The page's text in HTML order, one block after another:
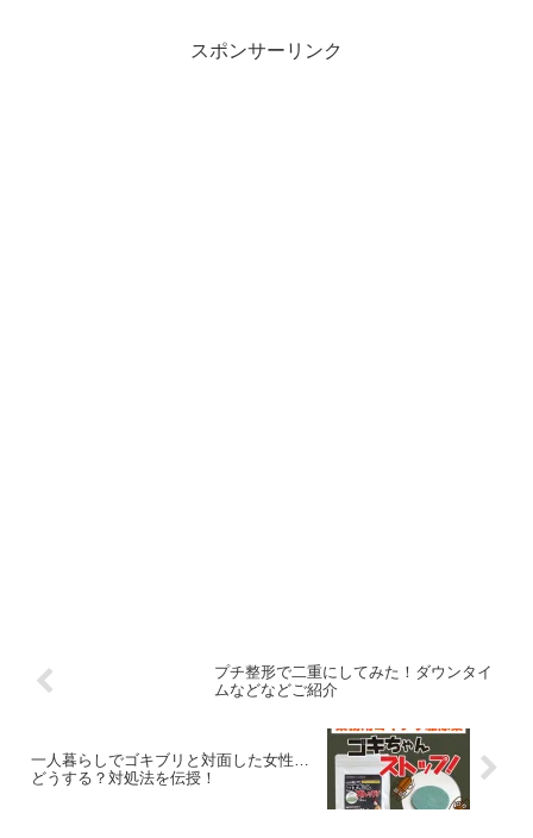
スポンサーリンク
プチ整形で二重にしてみた！ダウンタイ
ムなどなどご紹介
一人暮らしでゴキブリと対面した女性…
どうする？対処法を伝授！